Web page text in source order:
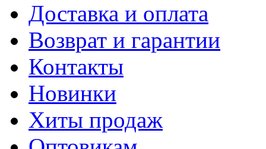
Доставка и оплата
Возврат и гарантии
Контакты
Новинки
Хиты продаж